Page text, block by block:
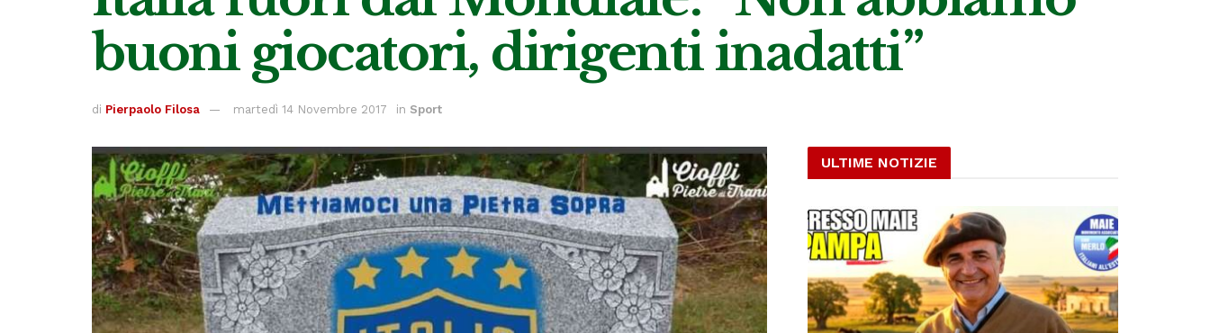
buoni giocatori, dirigenti inadatti”
di Pierpaolo Filosa martedì 14 Novembre 2017 in Sport
ULTIME NOTIZIE